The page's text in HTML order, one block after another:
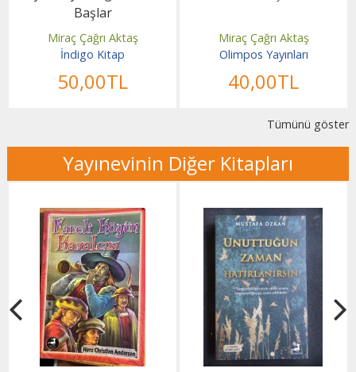
Başlar
Miraç Çağrı Aktaş
İndigo Kitap
50,00TL
Miraç Çağrı Aktaş
Olimpos Yayınları
40,00TL
Tümünü göster
Yayınevinin Diğer Kitapları